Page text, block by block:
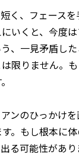
く、フェース
いくと、今度
、一見矛盾し
限りません。
ンのひっかけ
。もし根本に
る可能性があ